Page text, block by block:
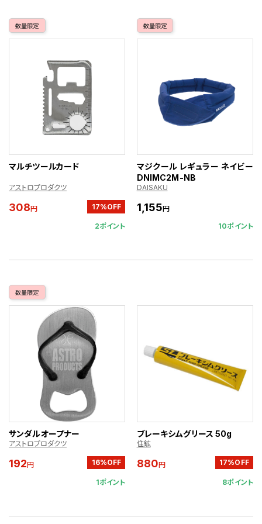
数量限定
マルチツールカード
アストロプロダクツ
308円 17%OFF
2ポイント
数量限定
マジクール レギュラー ネイビー
DNIMC2M-NB
DAISAKU
1,155円
10ポイント
数量限定
サンダルオープナー
アストロプロダクツ
192円 16%OFF
1ポイント
ブレーキシムグリース 50g
住鉱
880円 17%OFF
8ポイント